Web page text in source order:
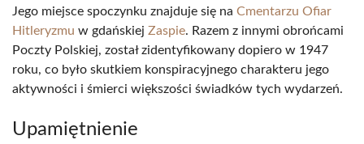
Jego miejsce spoczynku znajduje się na Cmentarzu Ofiar
Hitleryzmu w gdańskiej Zaspie. Razem z innymi obrońcami
Poczty Polskiej, został zidentyfikowany dopiero w 1947
roku, co było skutkiem konspiracyjnego charakteru jego
aktywności i śmierci większości świadków tych wydarzeń.
Upamiętnienie